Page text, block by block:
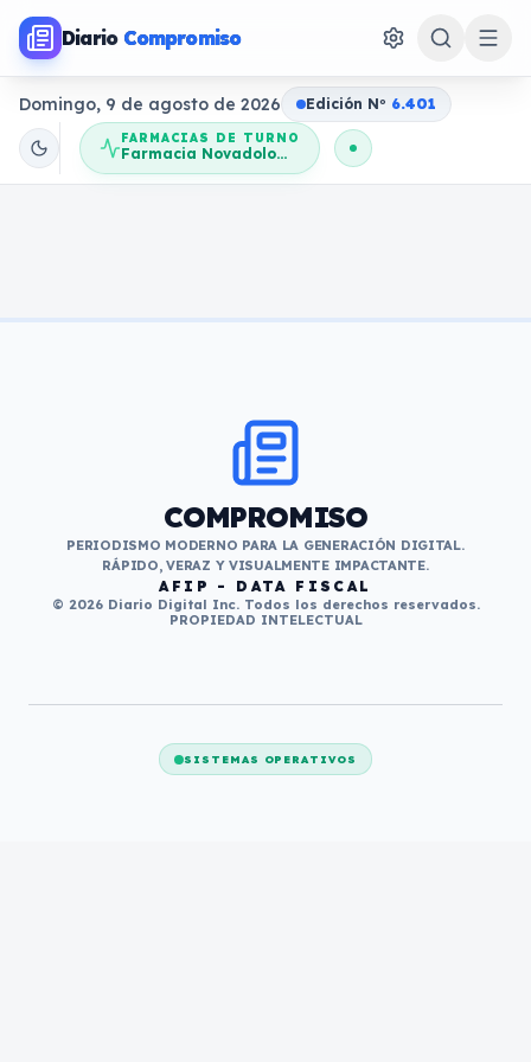
Diario Compromiso
Domingo, 9 de agosto de 2026 Edición No 6.401
FARMACIAS DE TURNO
Farmacia Novadolores
COMPROMISO
PERIODISMO MODERNO PARA LA GENERACIÓN DIGITAL.
RÁPIDO, VERAZ Y VISUALMENTE IMPACTANTE.
AFIP - DATA FISCAL
© 2026 Diario Digital Inc. Todos los derechos reservados.
PROPIEDAD INTELECTUAL
SISTEMAS OPERATIVOS